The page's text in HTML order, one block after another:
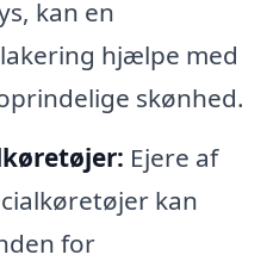
kan en
hjælpe med
skønhed.
Ejere af
kan
for